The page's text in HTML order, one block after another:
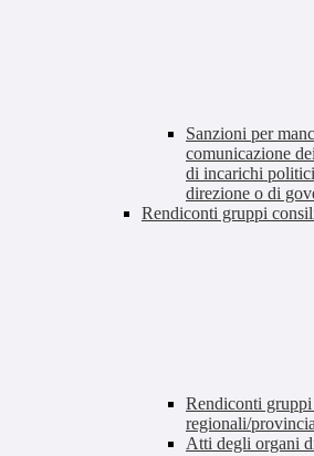
Sanzioni per
comunicazione
di incarichi
direzione o di
Rendiconti gruppi
Rendiconti
regionali/
Atti degli organi